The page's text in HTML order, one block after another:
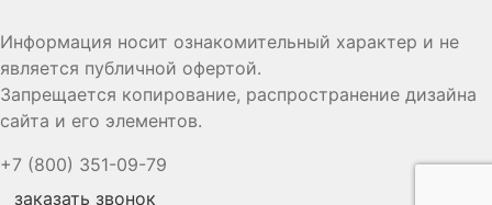
Информация носит ознакомительный характер и не
является публичной офертой.
Запрещается копирование, распространение дизайна
сайта и его элементов.
+7 (800) 351-09-79
заказать звонок